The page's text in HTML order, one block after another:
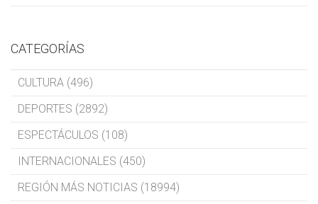
CATEGORÍAS
CULTURA (496)
DEPORTES (2892)
ESPECTÁCULOS (108)
INTERNACIONALES (450)
REGIÓN MÁS NOTICIAS (18994)